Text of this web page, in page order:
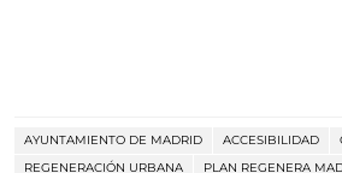
AYUNTAMIENTO DE MADRID ACCESIBILIDAD
REGENERACIÓN URBANA
PLAN REGENERA